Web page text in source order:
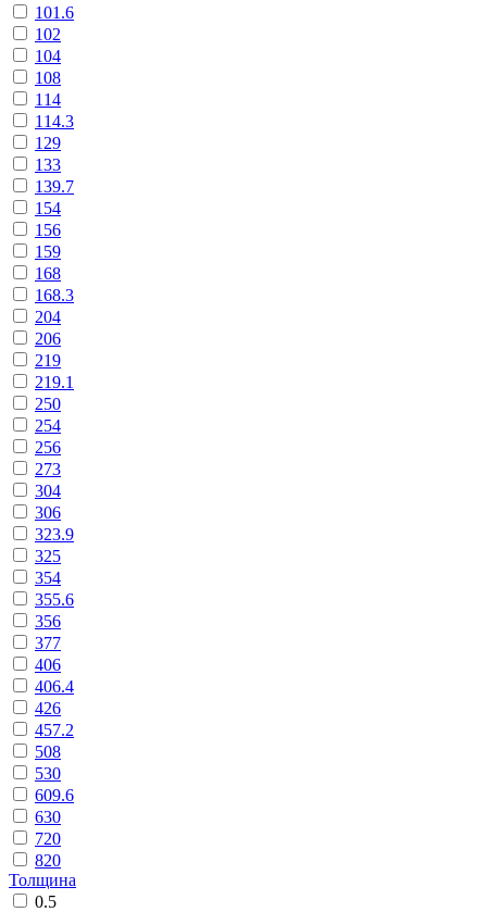
101.6
102
104
108
114
114.3
129
133
139.7
154
156
159
168
168.3
204
206
219
219.1
250
254
256
273
304
306
323.9
325
354
355.6
356
377
406
406.4
426
457.2
508
530
609.6
630
720
820
Толщина
0.5